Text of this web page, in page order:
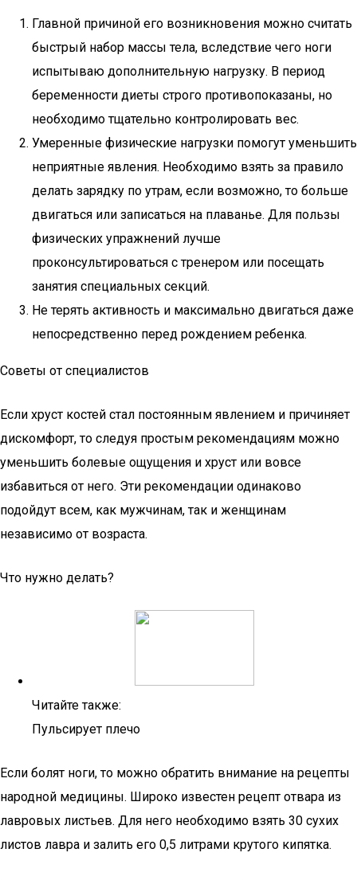
Главной причиной его возникновения можно считать
быстрый набор массы тела, вследствие чего ноги
испытываю дополнительную нагрузку. В период
беременности диеты строго противопоказаны, но
необходимо тщательно контролировать вес.
Умеренные физические нагрузки помогут уменьшить
неприятные явления. Необходимо взять за правило
делать зарядку по утрам, если возможно, то больше
двигаться или записаться на плаванье. Для пользы
физических упражнений лучше
проконсультироваться с тренером или посещать
занятия специальных секций.
Не терять активность и максимально двигаться даже
непосредственно перед рождением ребенка.
Советы от специалистов
Если хруст костей стал постоянным явлением и причиняет
дискомфорт, то следуя простым рекомендациям можно
уменьшить болевые ощущения и хруст или вовсе
избавиться от него. Эти рекомендации одинаково
подойдут всем, как мужчинам, так и женщинам
независимо от возраста.
Что нужно делать?
Читайте также:
Пульсирует плечо
Если болят ноги, то можно обратить внимание на рецепты
народной медицины. Широко известен рецепт отвара из
лавровых листьев. Для него необходимо взять 30 сухих
листов лавра и залить его 0,5 литрами крутого кипятка.